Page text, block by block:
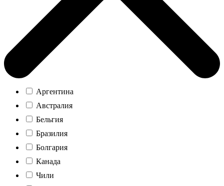
Аргентина
Австралия
Бельгия
Бразилия
Болгария
Канада
Чили